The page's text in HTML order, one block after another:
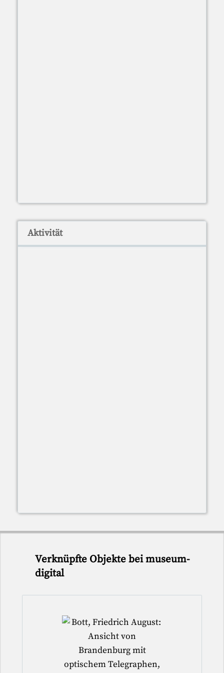
Aktivität
Verknüpfte Objekte bei museum-
digital